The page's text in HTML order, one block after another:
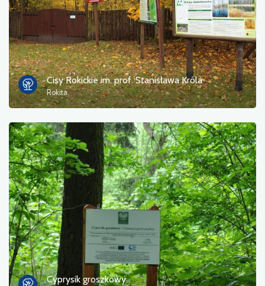
Cisy Rokickie im. prof. Stanisława Króla
Rokita
Cyprysik groszkowy